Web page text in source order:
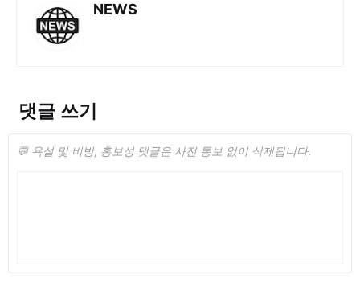
NEWS
댓글 쓰기
💬 욕설 및 비방, 홍보성 댓글은 사전 통보 없이 삭제됩니다.